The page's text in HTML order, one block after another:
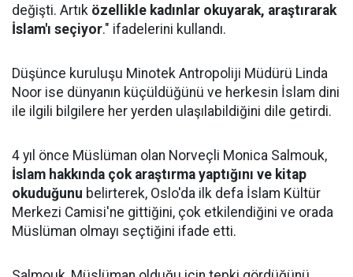
değişti. Artık özellikle kadınlar okuyarak, araştırarak
İslam'ı seçiyor." ifadelerini kullandı.
Düşünce kuruluşu Minotek Antropoliji Müdürü Linda
Noor ise dünyanın küçüldüğünü ve herkesin İslam dini
ile ilgili bilgilere her yerden ulaşılabildiğini dile getirdi.
4 yıl önce Müslüman olan Norveçli Monica Salmouk,
İslam hakkında çok araştırma yaptığını ve kitap
okuduğunu belirterek, Oslo'da ilk defa İslam Kültür
Merkezi Camisi'ne gittiğini, çok etkilendiğini ve orada
Müslüman olmayı seçtiğini ifade etti.